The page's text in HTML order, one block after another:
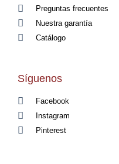
Preguntas frecuentes
Nuestra garantía
Catálogo
Síguenos
Facebook
Instagram
Pinterest